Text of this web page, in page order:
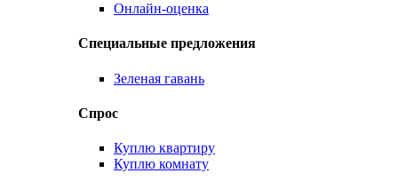
Онлайн-оценка
Специальные предложения
Зеленая гавань
Спрос
Куплю квартиру
Куплю комнату